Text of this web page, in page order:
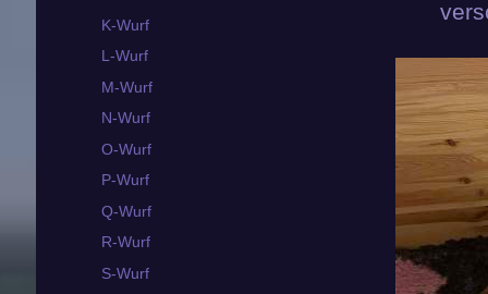
K-Wurf
L-Wurf
M-Wurf
N-Wurf
O-Wurf
P-Wurf
Q-Wurf
R-Wurf
S-Wurf